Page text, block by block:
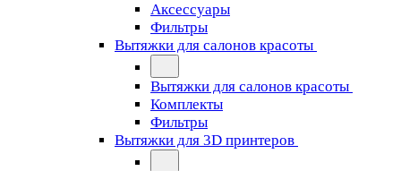
Аксессуары
Фильтры
Вытяжки для салонов красоты
Вытяжки для салонов красоты
Комплекты
Фильтры
Вытяжки для 3D принтеров